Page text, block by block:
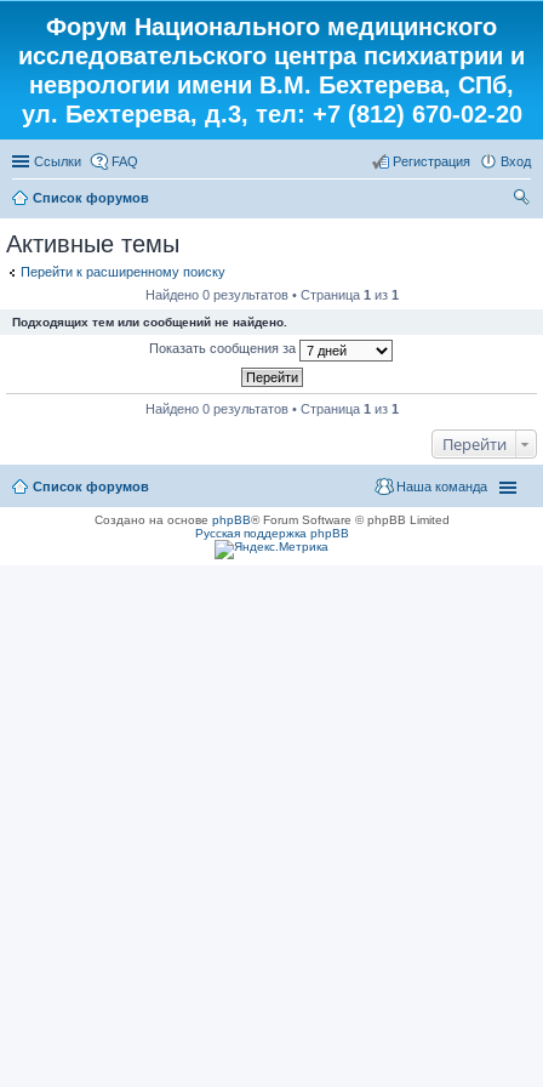
Форум Национального медицинского
исследовательского центра психиатрии и
неврологии имени В.М. Бехтерева, СПб,
ул. Бехтерева, д.3, тел: +7 (812) 670-02-20
Ссылки FAQ Вход
Регистрация
Список форумов
Активные темы
Перейти к расширенному поиску
Найдено 0 результатов • Страница 1 из 1
Подходящих тем или сообщений не найдено.
Показать сообщения за
Найдено 0 результатов • Страница 1 из 1
Перейти
Список форумов Наша команда
Создано на основе phpBB® Forum Software © phpBB Limited
Русская поддержка phpBB